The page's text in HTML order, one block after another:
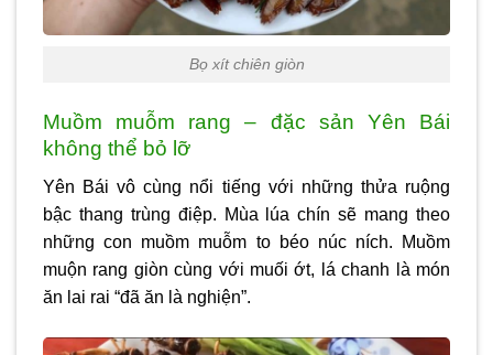
Bọ xít chiên giòn
Muồm muỗm rang – đặc sản Yên Bái
không thể bỏ lỡ
Yên Bái vô cùng nổi tiếng với những thửa ruộng
bậc thang trùng điệp. Mùa lúa chín sẽ mang theo
những con muồm muỗm to béo núc ních. Muồm
muộn rang giòn cùng với muối ớt, lá chanh là món
ăn lai rai “đã ăn là nghiện”.